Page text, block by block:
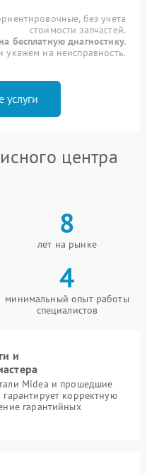
без учета
стоимости запчастей.
бесплатную диагностику.
на неисправность.
услуги
центра
8
лет на рынке
4
минимальный опыт работы
специалистов
и
Midea и прошедшие
корректную
гарантийных